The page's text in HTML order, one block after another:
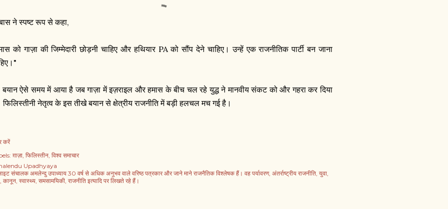
ने स्पष्ट रूप से कहा,
को गाज़ा की जिम्मेदारी छोड़नी चाहिए और हथियार PA को सौंप देने चाहिए। उन्हें एक राजनीतिक पार्टी बन जाना
बयान ऐसे समय में आया है जब गाज़ा में इज़राइल और हमास के बीच चल रहे युद्ध ने मानवीय संकट को और गहरा कर दिया
नेतृत्व के इस तीखे बयान से क्षेत्रीय राजनीति में बड़ी हलचल मच गई है।
करें
ग़ाज़ा फिलिस्तीन विश्व समाचार
Upadhyaya
संचालक अमलेन्दु उपाध्याय 30 वर्ष से अधिक अनुभव वाले वरिष्ठ पत्रकार और जाने माने राजनैतिक विश्लेषक हैं। वह पर्यावरण, अंतर्राष्ट्रीय राजनीति, युवा,
स्वास्थ्य, समसामयिकी, राजनीति इत्यादि पर लिखते रहे हैं।